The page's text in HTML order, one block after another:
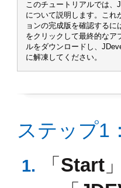
このチュートリアルでは、
について説明します。これ
ョンの完成版を確認するに
をクリックして最終的なア
ルをダウンロードし、
に解凍してください。
ステップ1
「 Start